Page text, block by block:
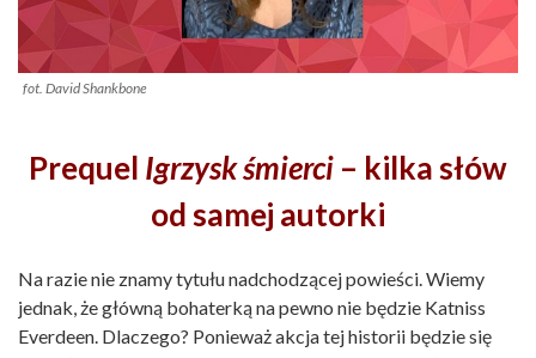
fot. David Shankbone
Prequel Igrzysk śmierci – kilka słów
od samej autorki
Na razie nie znamy tytułu nadchodzącej powieści. Wiemy
jednak, że główną bohaterką na pewno nie będzie Katniss
Everdeen. Dlaczego? Ponieważ akcja tej historii będzie się